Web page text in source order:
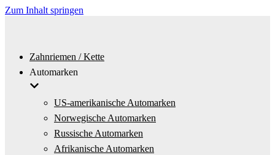
Zum Inhalt springen
Zahnriemen / Kette
Automarken
US-amerikanische Automarken
Norwegische Automarken
Russische Automarken
Afrikanische Automarken